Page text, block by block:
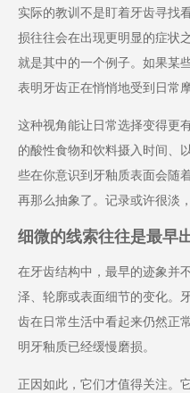
实际的教训不是盯着牙齿寻找
损往往会在出现更明显的症状
就是其中的一个例子。如果某
表明牙齿正在悄悄地受到日常
这种视角能让日常选择变得更
的酸性食物和饮料摄入时间、
些在你意识到牙釉质表面会随
再那么抽象了。记录或许很淡
细微的线索往往是最早
在牙齿结构中，最早的迹象并
泽、轮廓或表面细节的变化。
齿在日常生活中看起来仍然正
明牙釉质已经缓慢磨损。
正因如此，它们才值得关注。